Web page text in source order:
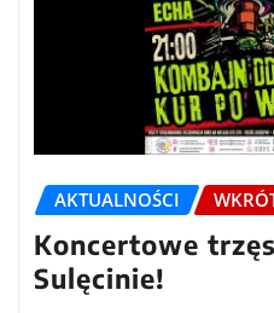
AKTUALNOŚCI
Koncertowe
Sulęcinie!